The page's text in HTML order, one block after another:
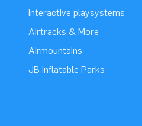
Interactive playsystems
Airtracks & More
Airmountains
JB Inflatable Parks